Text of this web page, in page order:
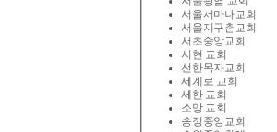
서울서마나교회
서울지구촌교회
서초중앙교회
서현 교회
선한목자교회
세계로 교회
세한 교회
소망 교회
송정중앙교회